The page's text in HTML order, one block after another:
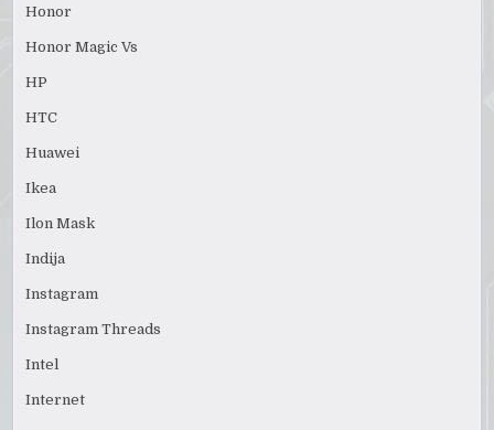
Honor
Honor Magic Vs
HP
HTC
Huawei
Ikea
Ilon Mask
Indija
Instagram
Instagram Threads
Intel
Internet